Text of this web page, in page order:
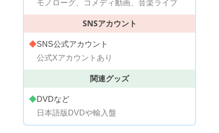
モノローグ、コメディ動画、音楽ライブ
SNSアカウント
◆SNS公式アカウント
公式Xアカウントあり
関連グッズ
◆DVDなど
日本語版DVDや輸入盤